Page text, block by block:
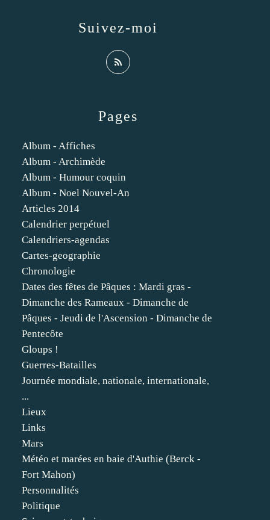
Pages
Album - Affiches
Album - Archimède
Album - Humour coquin
Album - Noel Nouvel-An
Articles 2014
Calendrier perpétuel
Calendriers-agendas
Cartes-geographie
Chronologie
Dates des fêtes de Pâques : Mardi gras -
Dimanche des Rameaux - Dimanche de
Pâques - Jeudi de l'Ascension - Dimanche de
Pentecôte
Gloups !
Guerres-Batailles
Journée mondiale, nationale, internationale,
...
Lieux
Links
Mars
Météo et marées en baie d'Authie (Berck -
Fort Mahon)
Personnalités
Politique
Suivez-moi